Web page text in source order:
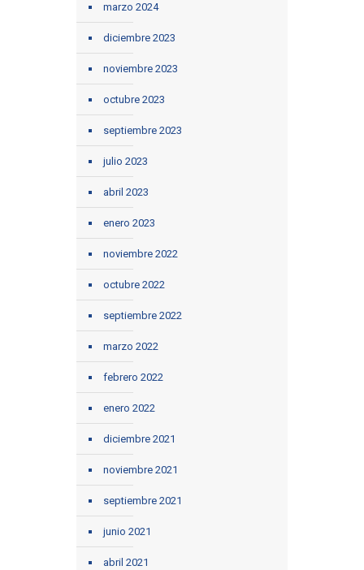
marzo 2024
diciembre 2023
noviembre 2023
octubre 2023
septiembre 2023
julio 2023
abril 2023
enero 2023
noviembre 2022
octubre 2022
septiembre 2022
marzo 2022
febrero 2022
enero 2022
diciembre 2021
noviembre 2021
septiembre 2021
junio 2021
abril 2021